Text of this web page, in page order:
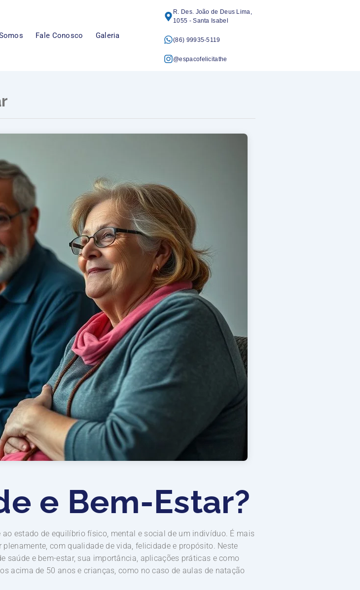
Fale Conosco Galeria
R. Des. João de Deus Lima,
1055 - Santa Isabel
(86) 99935-5119
@espacofelicitathe
e Bem-Estar?
ao estado de equilíbrio físico, mental e social de um indivíduo. É mais
com qualidade de vida, felicidade e propósito. Neste
saúde e bem-estar, sua importância, aplicações práticas e como
acima de 50 anos e crianças, como no caso de aulas de natação